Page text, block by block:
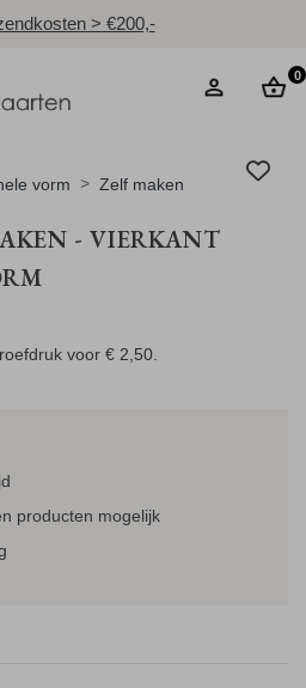
> €200,-
0
vorm Zelf maken
- VIERKANT
voor € 2,50.
producten mogelijk